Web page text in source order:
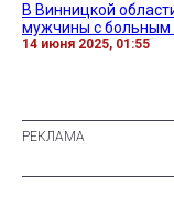
В Винницкой
мужчины с больным
14 июня 2025, 01:55